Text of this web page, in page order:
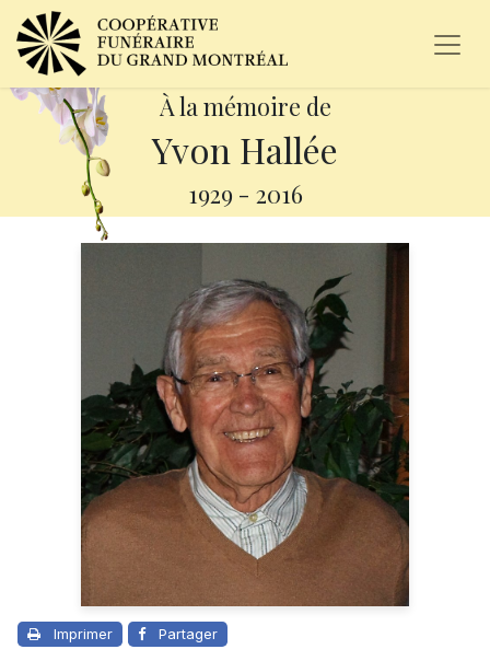
À la mémoire de
Yvon Hallée
1929 - 2016
Imprimer Partager